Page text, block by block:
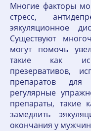
Многие факторы
стресс,
эякуляционное
Существуют
могут помочь
такие как
презервативов,
препаратов
регулярные
препараты, такие
замедлить
окончания у